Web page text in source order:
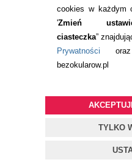
cookies w każdym
'Zmień
ciasteczka”
Prywatności
bezokularow.pl
TYLKO